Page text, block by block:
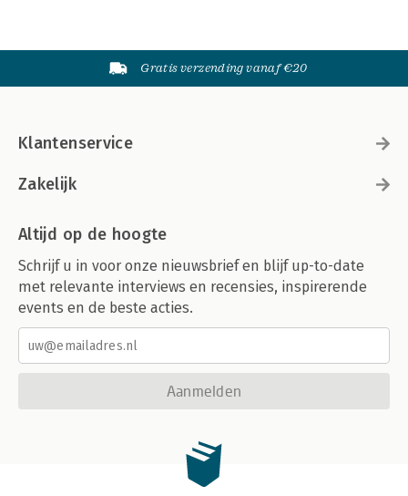
Gratis verzending vanaf €20
Klantenservice
Zakelijk
Altijd op de hoogte
Schrijf u in voor onze nieuwsbrief en blijf up-to-date
met relevante interviews en recensies, inspirerende
events en de beste acties.
Aanmelden